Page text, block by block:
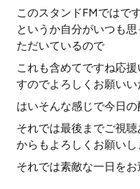
このスタンドFMではで
というか自分がいつも
ただいているので
これも含めてですね応
すのでよろしくお願いい
はいそんな感じで今日の
それでは最後までご視
からもよろしくお願いし
それでは素敵な一日をお